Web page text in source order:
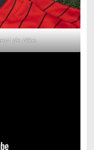
de Nike.